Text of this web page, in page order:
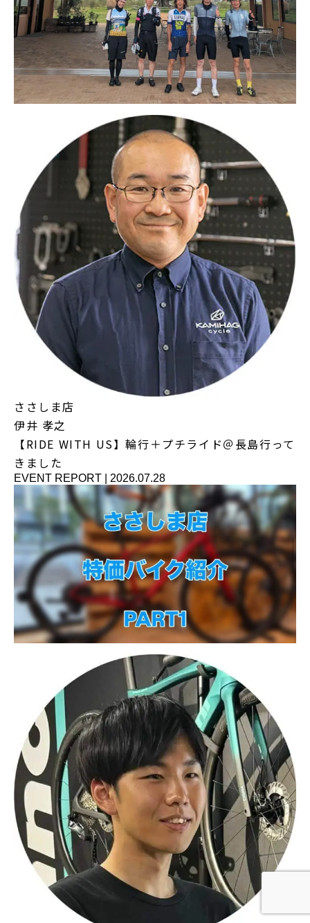
ささしま店
伊井 孝之
【RIDE WITH US】輪行＋プチライド＠長島行って
きました
EVENT REPORT 2026.07.28